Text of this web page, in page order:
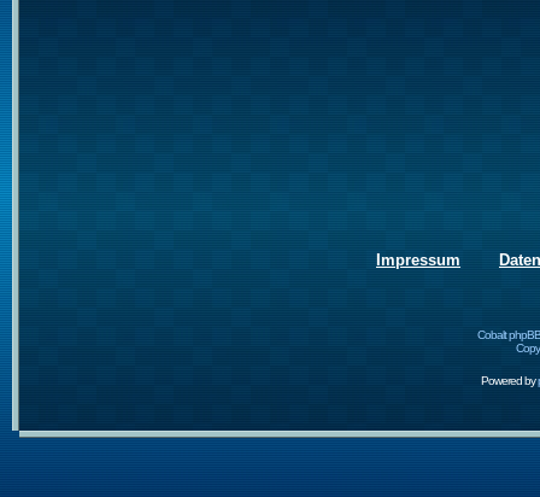
Impressum
Cobalt
Powered by